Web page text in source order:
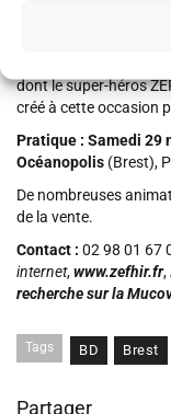
Lors de la vente aux
dont le super-héros
créé à cette occasion
Pratique : Samedi 29
Océanopolis (Brest),
De nombreuses
de la vente.
Contact : 02 98 01 67
internet,www.zefhir.fr,
recherche sur la
Tags BD Brest
Partager